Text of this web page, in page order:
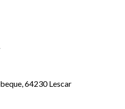
64230 Lescar